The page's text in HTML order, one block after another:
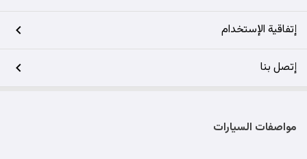
إتفاقية الإستخدام
إتصل بنا
مواصفات السيارات